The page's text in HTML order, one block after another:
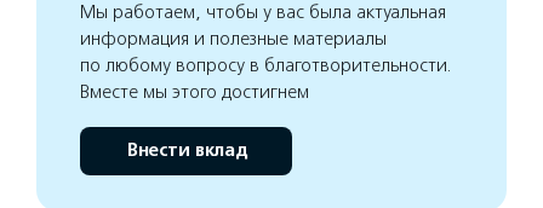
Мы работаем, чтобы у вас была актуальная
информация и полезные материалы
по любому вопросу в благотворительности.
Вместе мы этого достигнем
Внести вклад